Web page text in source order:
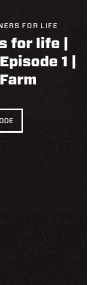
FOR LIFE
for life |
1 |